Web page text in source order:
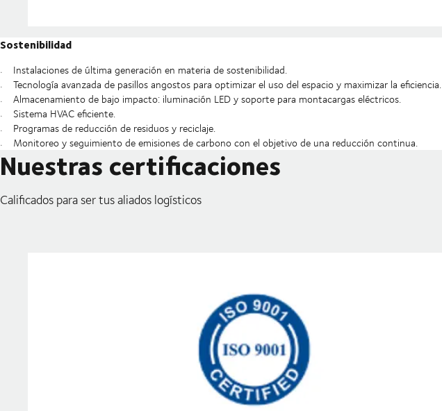
Sostenibilidad
Instalaciones de última generación en materia de sostenibilidad.
Tecnología avanzada de pasillos angostos para optimizar el uso del espacio y maximizar la eficiencia.
Almacenamiento de bajo impacto: iluminación LED y soporte para montacargas eléctricos.
Sistema HVAC eficiente.
Programas de reducción de residuos y reciclaje.
Monitoreo y seguimiento de emisiones de carbono con el objetivo de una reducción continua.
Nuestras certificaciones
Calificados para ser tus aliados logísticos